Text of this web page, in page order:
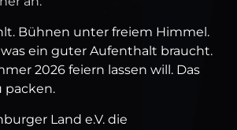
Bühnen unter freiem Himmel.
ein guter Aufenthalt braucht.
2026 feiern lassen will. Das
packen.
Land e.V. die